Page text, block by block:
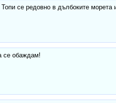
се редовно в дълбоките
се обаждам!